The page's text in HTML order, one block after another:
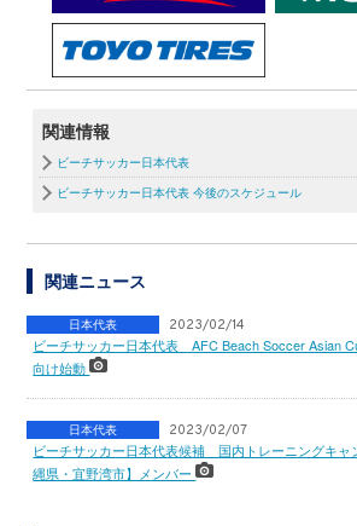
関連情報
ビーチサッカー日本代表
ビーチサッカー日本代表 今後のスケジュール
関連ニュース
日本代表 2023/02/14
ビーチサッカー日本代表 AFC Beach Soccer Asian
向け始動
日本代表 2023/02/07
ビーチサッカー日本代表候補 国内トレーニングキャ
縄県・宜野湾市】メンバー